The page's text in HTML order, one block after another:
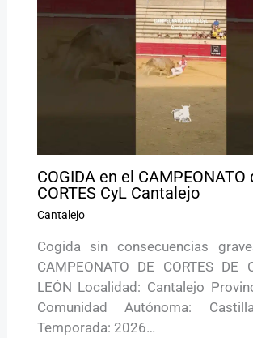
COGIDA en el CAMPEONATO
CORTES CyL Cantalejo
Cantalejo
Cogida sin consecuencias
CAMPEONATO DE CORTES DE
LEÓN Localidad: Cantalejo
Comunidad Autónoma:
Temporada: 2026…